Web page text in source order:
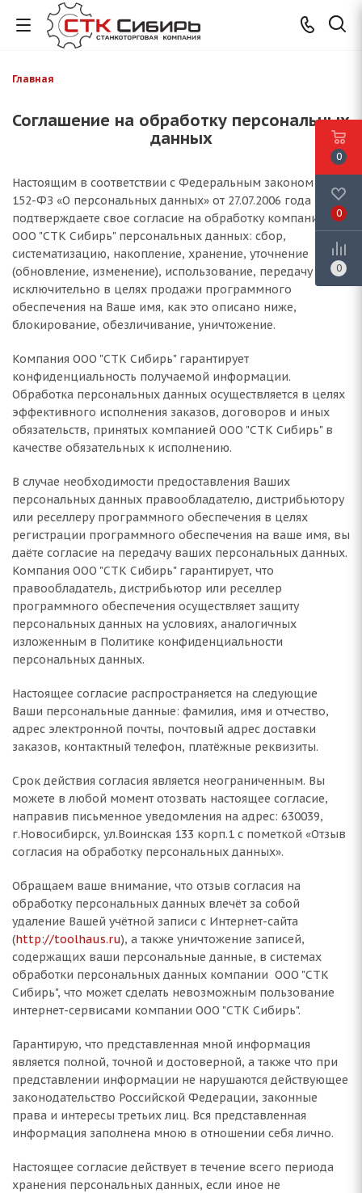
Главная
Соглашение на обработку персональных
данных
Настоящим в соответствии с Федеральным законом №
152-ФЗ «О персональных данных» от 27.07.2006 года Вы
подтверждаете свое согласие на обработку компанией
ООО "СТК Сибирь" персональных данных: сбор,
систематизацию, накопление, хранение, уточнение
(обновление, изменение), использование, передачу
исключительно в целях продажи программного
обеспечения на Ваше имя, как это описано ниже,
блокирование, обезличивание, уничтожение.
Компания ООО "СТК Сибирь" гарантирует
конфиденциальность получаемой информации.
Обработка персональных данных осуществляется в целях
эффективного исполнения заказов, договоров и иных
обязательств, принятых компанией ООО "СТК Сибирь" в
качестве обязательных к исполнению.
В случае необходимости предоставления Ваших
персональных данных правообладателю, дистрибьютору
или реселлеру программного обеспечения в целях
регистрации программного обеспечения на ваше имя, вы
даёте согласие на передачу ваших персональных данных.
Компания ООО "СТК Сибирь" гарантирует, что
правообладатель, дистрибьютор или реселлер
программного обеспечения осуществляет защиту
персональных данных на условиях, аналогичных
изложенным в Политике конфиденциальности
персональных данных.
Настоящее согласие распространяется на следующие
Ваши персональные данные: фамилия, имя и отчество,
адрес электронной почты, почтовый адрес доставки
заказов, контактный телефон, платёжные реквизиты.
Срок действия согласия является неограниченным. Вы
можете в любой момент отозвать настоящее согласие,
направив письменное уведомления на адрес: 630039,
г.Новосибирск, ул.Воинская 133 корп.1 с пометкой «Отзыв
согласия на обработку персональных данных».
Обращаем ваше внимание, что отзыв согласия на
обработку персональных данных влечёт за собой
удаление Вашей учётной записи с Интернет-сайта
(http://toolhaus.ru), а также уничтожение записей,
содержащих ваши персональные данные, в системах
обработки персональных данных компании ООО "СТК
Сибирь", что может сделать невозможным пользование
интернет-сервисами компании ООО "СТК Сибирь".
Гарантирую, что представленная мной информация
является полной, точной и достоверной, а также что при
представлении информации не нарушаются действующее
законодательство Российской Федерации, законные
права и интересы третьих лиц. Вся представленная
информация заполнена мною в отношении себя лично.
Настоящее согласие действует в течение всего периода
хранения персональных данных, если иное не
0
0
0